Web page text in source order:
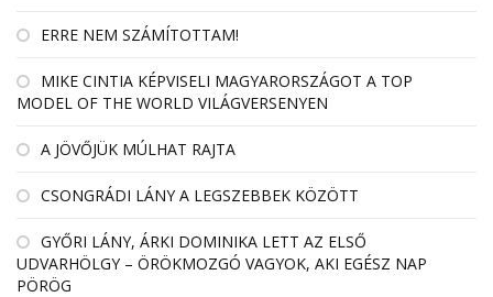
ERRE NEM SZÁMÍTOTTAM!
MIKE CINTIA KÉPVISELI MAGYARORSZÁGOT A TOP
MODEL OF THE WORLD VILÁGVERSENYEN
A JÖVŐJÜK MÚLHAT RAJTA
CSONGRÁDI LÁNY A LEGSZEBBEK KÖZÖTT
GYŐRI LÁNY, ÁRKI DOMINIKA LETT AZ ELSŐ
UDVARHÖLGY – ÖRÖKMOZGÓ VAGYOK, AKI EGÉSZ NAP
PÖRÖG